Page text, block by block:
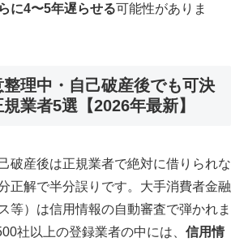
に4〜5年遅らせる可能性がありま
理中・自己破産後でも可決
業者5選【2026年最新】
破産後は正規業者で絶対に借りられな
解で半分誤りです。大手消費者金融
等）は信用情報の自動審査で弾かれま
社以上の登録業者の中には、 信用情